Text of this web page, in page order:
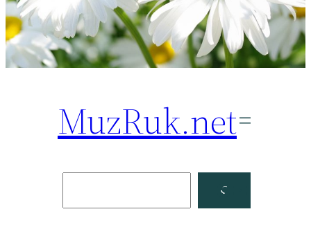
MuzRuk.net
Facebook